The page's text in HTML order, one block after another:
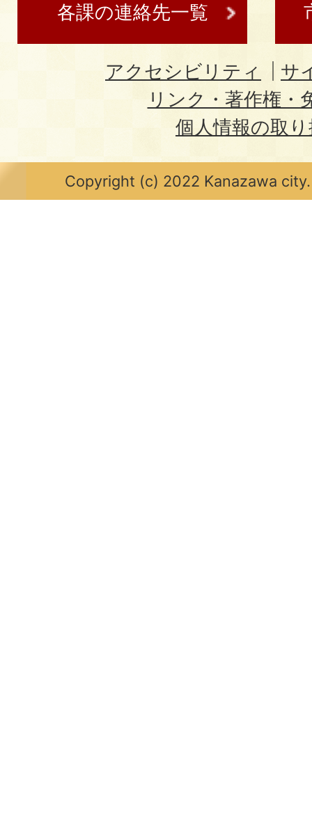
各課の連絡先一覧
アクセシビリティ
サ
リンク・著作権・
個人情報の取
Copyright (c) 2022 Kanazawa